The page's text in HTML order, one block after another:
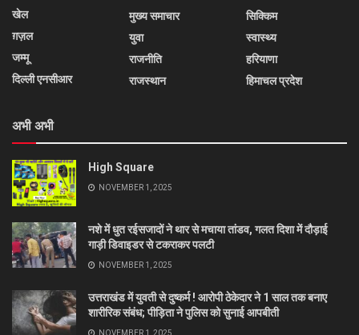
खेल
ग़ज़ल
जम्मू
दिल्ली एनसीआर
मुख्य समाचार
युवा
राजनीति
राजस्थान
सिक्किम
स्वास्थ्य
हरियाणा
हिमाचल प्रदेश
अभी अभी
High Square
NOVEMBER 1, 2025
नशे में धुत रईसजादों ने थार से मचाया तांडव, गलत दिशा में दौड़ाई
गाड़ी डिवाइडर से टकराकर पलटी
NOVEMBER 1, 2025
उत्तराखंड में युवती से दुष्कर्म ! आरोपी ठेकेदार ने 1 साल तक बनाए
शारीरिक संबंध; पीड़िता ने पुलिस को सुनाई आपबीती
NOVEMBER 1, 2025